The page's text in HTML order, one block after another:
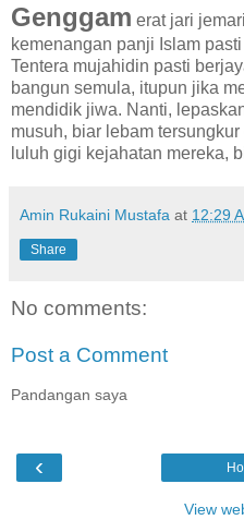
Genggam erat jari
kemenangan panji Islam
Tentera mujahidin pasti
bangun semula, itupun jika
mendidik jiwa. Nanti,
musuh, biar lebam
luluh gigi kejahatan mereka,
Amin Rukaini Mustafa at 12:29
Share
No comments:
Post a Comment
Pandangan saya
‹
View